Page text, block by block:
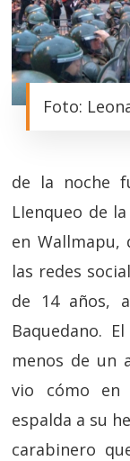
Foto:
de la noche
LIenqueo de
en Wallmapu,
las redes
de 14 años,
Baquedano.
menos de un
vio cómo
espalda a su
carabinero